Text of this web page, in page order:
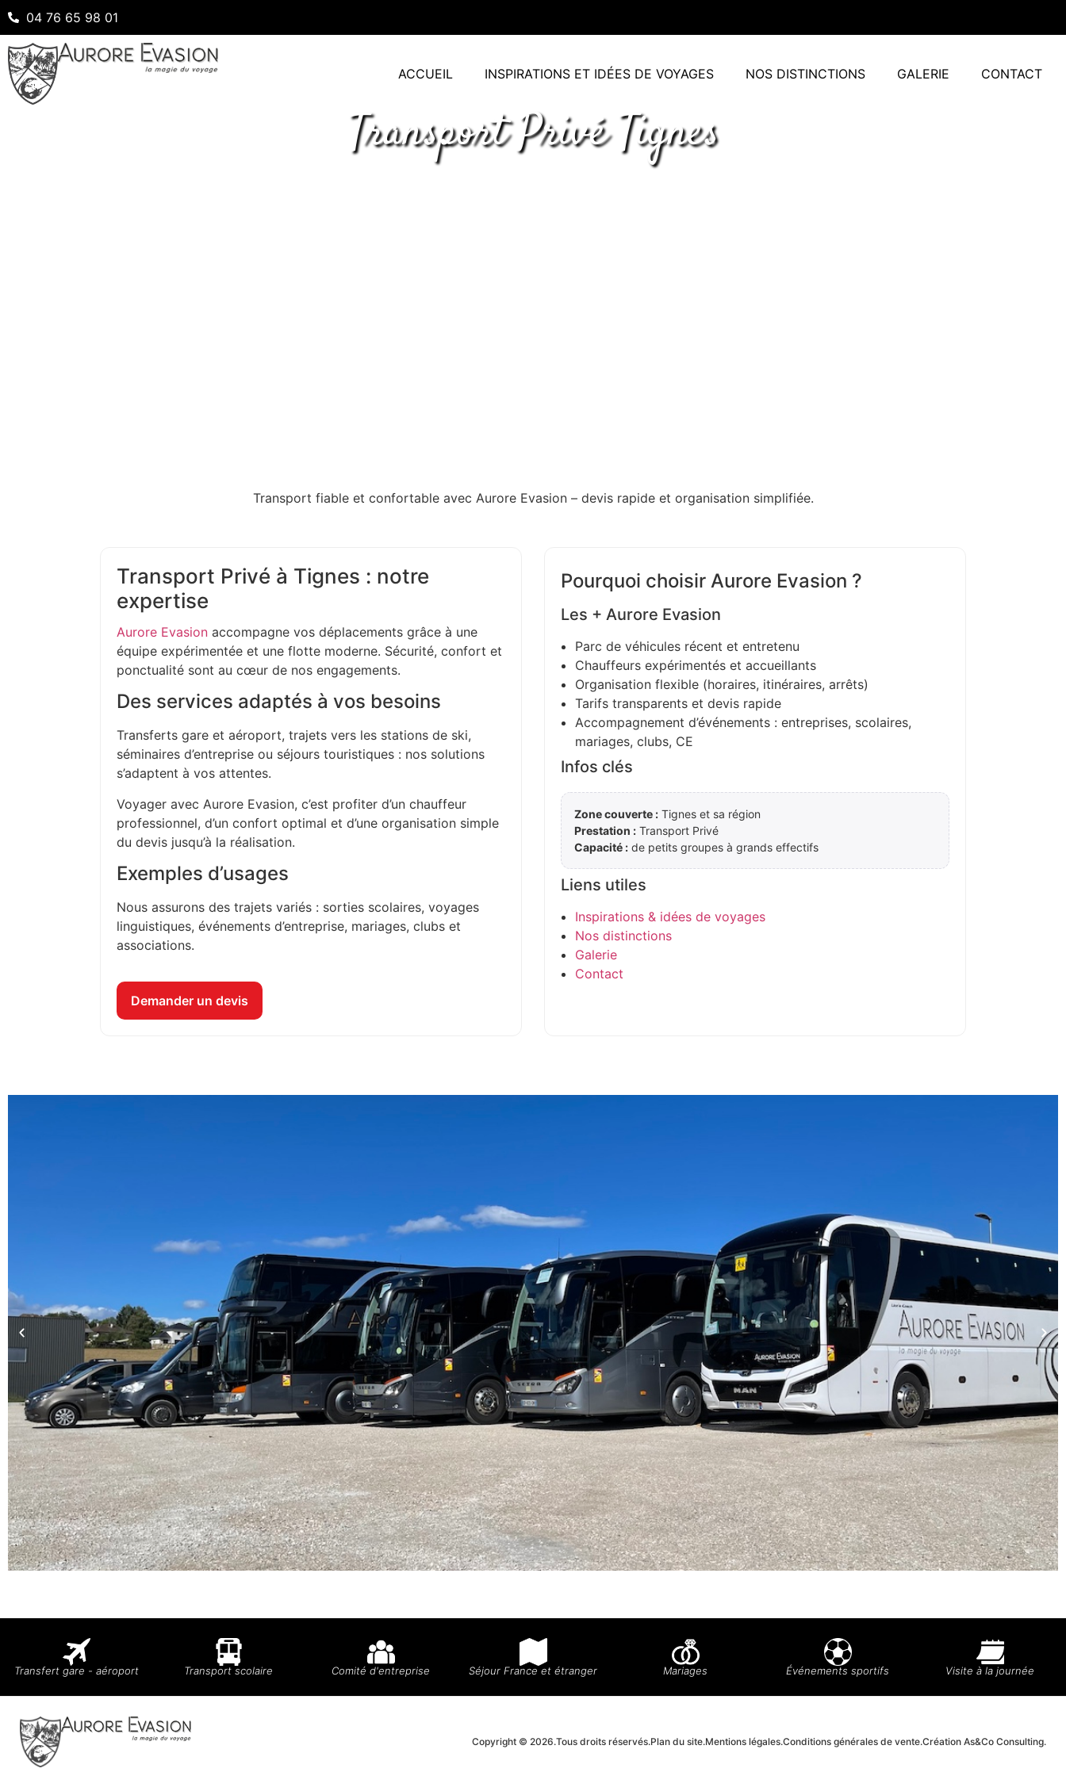
04 76 65 98 01
ACCUEIL INSPIRATIONS ET IDÉES DE VOYAGES NOS DISTINCTIONS GALERIE CONTACT
Transport Privé Tignes
Transport fiable et confortable avec Aurore Evasion – devis rapide et organisation simplifiée.
Transport Privé à Tignes : notre
expertise
Aurore Evasion accompagne vos déplacements grâce à une
équipe expérimentée et une flotte moderne. Sécurité, confort et
ponctualité sont au cœur de nos engagements.
Des services adaptés à vos besoins
Transferts gare et aéroport, trajets vers les stations de ski,
séminaires d’entreprise ou séjours touristiques : nos solutions
s’adaptent à vos attentes.
Voyager avec Aurore Evasion, c’est profiter d’un chauffeur
professionnel, d’un confort optimal et d’une organisation simple
du devis jusqu’à la réalisation.
Exemples d’usages
Nous assurons des trajets variés : sorties scolaires, voyages
linguistiques, événements d’entreprise, mariages, clubs et
associations.
Demander un devis
Pourquoi choisir Aurore Evasion ?
Les + Aurore Evasion
Parc de véhicules récent et entretenu
Chauffeurs expérimentés et accueillants
Organisation flexible (horaires, itinéraires, arrêts)
Tarifs transparents et devis rapide
Accompagnement d’événements : entreprises, scolaires,
mariages, clubs, CE
Infos clés
Zone couverte : Tignes et sa région
Prestation : Transport Privé
Capacité : de petits groupes à grands effectifs
Liens utiles
Inspirations & idées de voyages
Nos distinctions
Galerie
Contact
Transfert gare - aéroport Transport scolaire Comité d'entreprise Séjour France et étranger Mariages Événements sportifs Visite à la journée
Copyright © 2026.Tous droits réservés.Plan du site.Mentions légales.Conditions générales de vente.Création As&Co Consulting.